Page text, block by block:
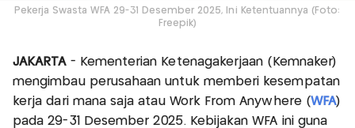
Pekerja Swasta WFA 29-31 Desember 2025, Ini Ketentuannya (Foto:
Freepik)
JAKARTA- Kementerian Ketenagakerjaan (Kemnaker)
mengimbau perusahaan untuk memberi kesempatan
kerja dari mana saja atau Work From Anywhere (WFA)
pada 29-31 Desember 2025. Kebijakan WFA ini guna